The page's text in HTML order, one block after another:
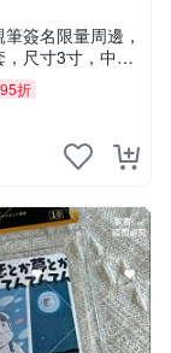
簽名限量周邊，
尺寸3寸，中古
人 親筆 簽名 周
中古初瑕
95折